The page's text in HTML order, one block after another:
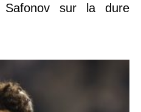
Safonov sur la dure